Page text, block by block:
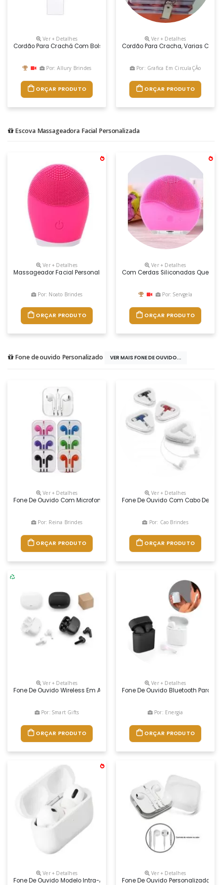
Ver + Detalhes
Cordão Para Crachá Com Bolsa De Pvc
Por: Allury Brindes
ORÇAR PRODUTO
Ver + Detalhes
Cordão Para Cracha, Varias
Por: Grafica Em CirculaÇÃo
ORÇAR PRODUTO
Escova Massageadora Facial Personalizada
Ver + Detalhes
Massageador Facial Personalizado, Medidas 8,8 X 6 X 4 Cm
Por: Noato Brindes
ORÇAR PRODUTO
Ver + Detalhes
Com Cerdas Siliconadas Que
Por: Servgela
ORÇAR PRODUTO
Fone de ouvido Personalizado VER MAIS FONE DE OUVIDO...
Ver + Detalhes
Fone De Ouvido Com Microfone Colorido Ou Branco Com Controle De
Por: Reina Brindes
ORÇAR PRODUTO
Ver + Detalhes
Fone De Ouvido Com Cabo De
Por: Cao Brindes
ORÇAR PRODUTO
Ver + Detalhes
Fone De Ouvido Wireless Em Abs 100% Reciclado. Transmissão Sem
Por: Smart Gifts
ORÇAR PRODUTO
Ver + Detalhes
Fone De Ouvido Bluetooth Para
Por: Energia
ORÇAR PRODUTO
Ver + Detalhes
Fone De Ouvido Modelo Intra-Auricular Personalizado
Ver + Detalhes
Fone De Ouvido Personalizado